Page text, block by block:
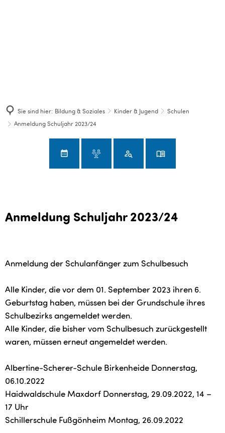
Sie sind hier: Bildung & Soziales Kinder & Jugend
Schulen
Anmeldung Schuljahr 2023/24
Anmeldung Schuljahr 2023/24
Anmeldung der Schulanfänger zum Schulbesuch
Alle Kinder, die vor dem 01. September 2023 ihren 6.
Geburtstag haben, müssen bei der Grundschule ihres
Schulbezirks angemeldet werden.
Alle Kinder, die bisher vom Schulbesuch zurückgestellt
waren, müssen erneut angemeldet werden.
Albertine-Scherer-Schule Birkenheide Donnerstag,
06.10.2022
Haidwaldschule Maxdorf Donnerstag, 29.09.2022, 14 –
17 Uhr
Schillerschule Fußgönheim Montag, 26.09.2022